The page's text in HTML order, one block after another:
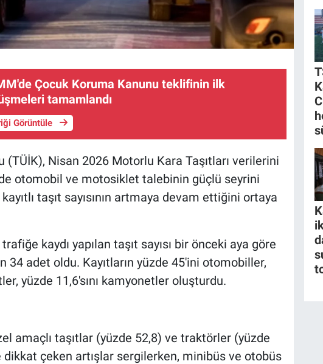
Çocuk Koruma Kanunu teklifinin ilk
tamamlandı
Görüntüle
Nisan 2026 Motorlu Kara Taşıtları verilerini
otomobil ve motosiklet talebinin güçlü seyrini
taşıt sayısının artmaya devam ettiğini ortaya
kaydı yapılan taşıt sayısı bir önceki aya göre
34 adet oldu. Kayıtların yüzde 45'ini otomobiller,
yüzde 11,6'sını kamyonetler oluşturdu.
amaçlı taşıtlar (yüzde 52,8) ve traktörler (yüzde
çeken artışlar sergilerken, minibüs ve otobüs